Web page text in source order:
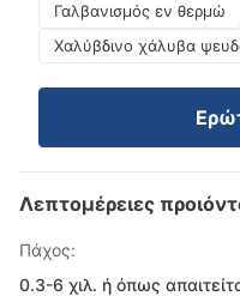
Γαλβανισμός εν θερμώ
Χαλύβδινο χάλυβα
Λεπτομέρειες
Πάχος:
0.3-6 χιλ. ή όπως